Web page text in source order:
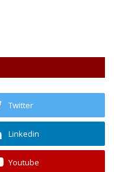
Twitter
Linkedin
Youtube